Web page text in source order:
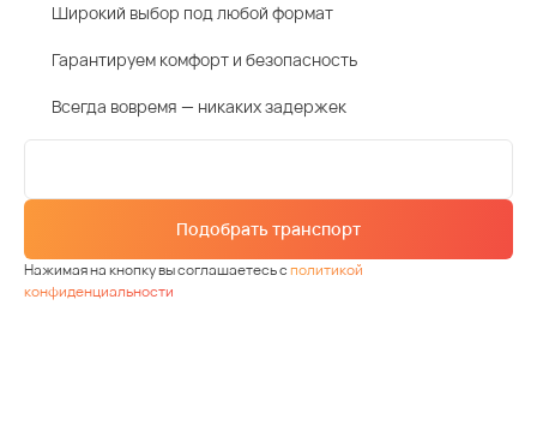
Широкий выбор под любой формат
Гарантируем комфорт и безопасность
Всегда вовремя — никаких задержек
Подобрать транспорт
Нажимая на кнопку вы соглашаетесь сполитикой
конфиденциальности